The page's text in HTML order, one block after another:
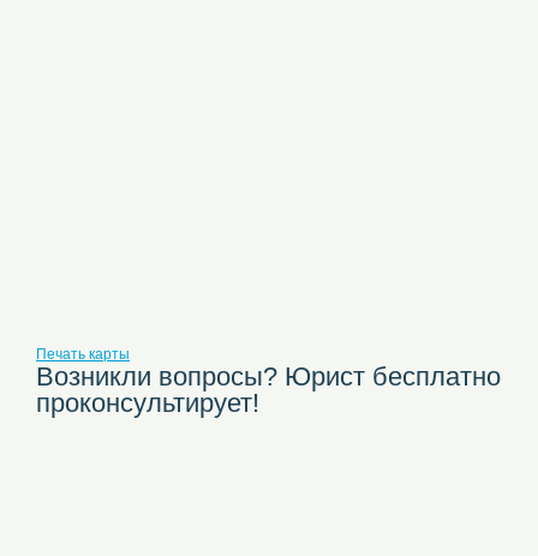
Печать карты
Возникли вопросы? Юрист бесплатно
проконсультирует!